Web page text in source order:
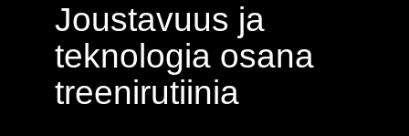
Joustavuus ja
teknologia osana
treenirutiinia